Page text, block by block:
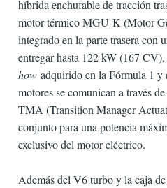
híbrida enchufable de tracción
motor térmico MGU-K (Motor
integrado en la parte trasera con
entregar hasta 122 kW (167
howadquirido en la Fórmula 1 y
motores se comunican a través
TMA (Transition Manager
conjunto para una potencia
exclusivo del motor eléctrico.
Además del V6 turbo y la caja